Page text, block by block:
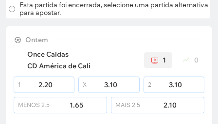
Esta partida foi encerrada, selecione uma partida alternativa
para apostar.
Ontem
Once Caldas
CD América de Cali
1 0
1 2.20 X 3.10 2 3.10
MENOS 2.5 1.65 MAIS 2.5 2.10